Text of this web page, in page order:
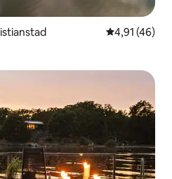
Povprečna
4,91 (46)